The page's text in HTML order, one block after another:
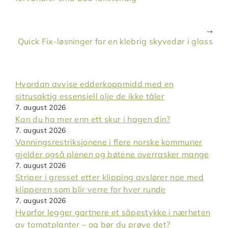
Quick Fix-løsninger for en klebrig skyvedør i glass
Hvordan avvise edderkoppmidd med en
sitrusaktig essensiell olje de ikke tåler
7. august 2026
Kan du ha mer enn ett skur i hagen din?
7. august 2026
Vanningsrestriksjonene i flere norske kommuner
gjelder også plenen og bøtene overrasker mange
7. august 2026
Striper i gresset etter klipping avslører noe med
klipperen som blir verre for hver runde
7. august 2026
Hvorfor legger gartnere et såpestykke i nærheten
av tomatplanter – og bør du prøve det?